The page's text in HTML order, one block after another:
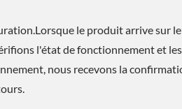
le produit arrive sur
l'état de fonctionnement et
nous recevons la